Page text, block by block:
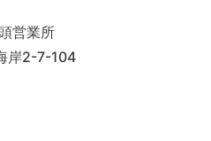
営業所
岸2-7-104